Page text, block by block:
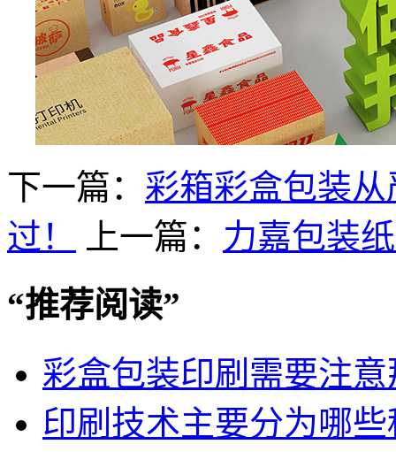
下一篇： 彩箱彩盒包装
过！
上一篇： 力嘉包装
“推荐阅读”
彩盒包装印刷需要注
印刷技术主要分为哪